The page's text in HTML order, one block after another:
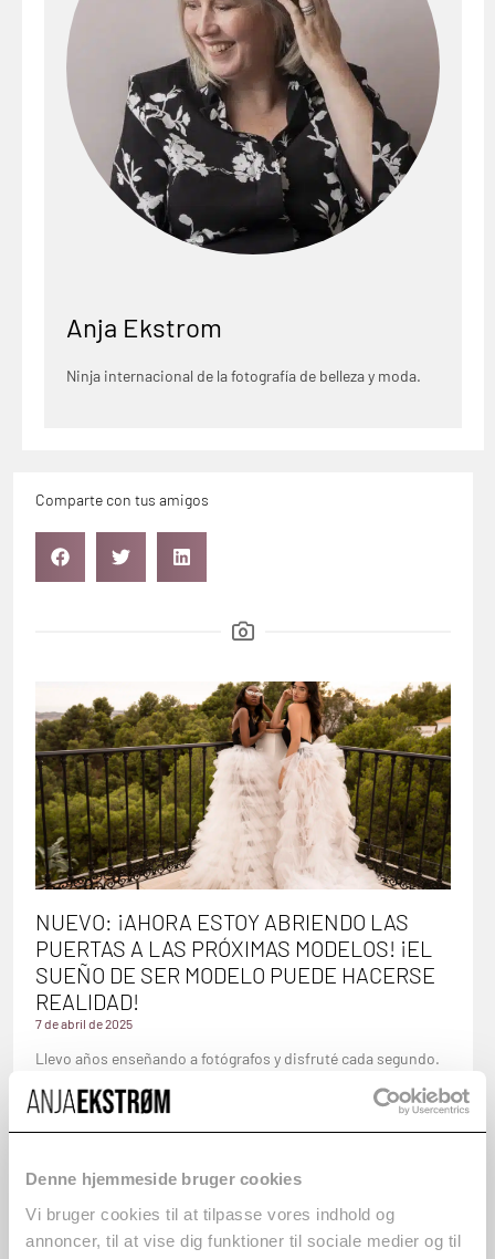
Denne hjemmeside bruger cookies
Vi bruger cookies til at tilpasse vores indhold og
annoncer, til at vise dig funktioner til sociale medier og til
Anja Ekstrom
Ninja internacional de la fotografía de belleza y moda.
Comparte con tus amigos
NUEVO: ¡AHORA ESTOY ABRIENDO LAS
PUERTAS A LAS PRÓXIMAS MODELOS! ¡EL
SUEÑO DE SER MODELO PUEDE HACERSE
REALIDAD!
7 de abril de 2025
Llevo años enseñando a fotógrafos y disfruté cada segundo.
Leer más